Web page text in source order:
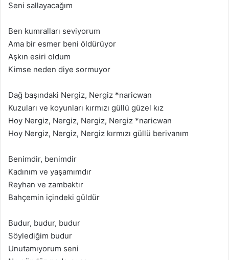
Seni sallayacağım
Ben kumralları seviyorum
Ama bir esmer beni öldürüyor
Aşkın esiri oldum
Kimse neden diye sormuyor
Dağ başındaki Nergiz, Nergiz *naricwan
Kuzuları ve koyunları kırmızı güllü güzel kız
Hoy Nergiz, Nergiz, Nergiz, Nergiz *naricwan
Hoy Nergiz, Nergiz, Nergiz kırmızı güllü berivanım
Benimdir, benimdir
Kadınım ve yaşamımdır
Reyhan ve zambaktır
Bahçemin içindeki güldür
Budur, budur, budur
Söylediğim budur
Unutamıyorum seni